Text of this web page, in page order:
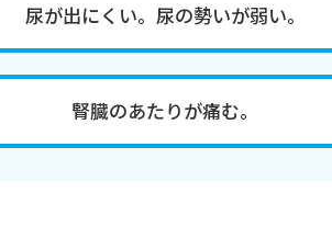
尿が出にくい。尿の勢いが弱い。
腎臓のあたりが痛む。